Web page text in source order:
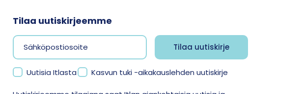
Tilaa uutiskirjeemme
Uutisia Itlasta Kasvun tuki -aikakauslehden uutiskirje